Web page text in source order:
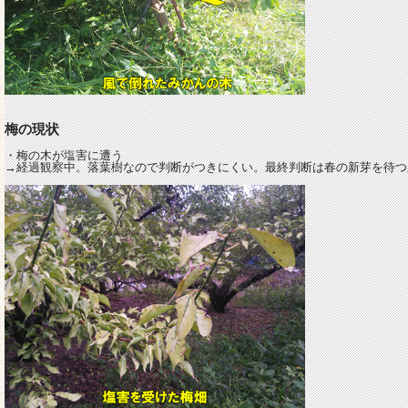
梅の現状
・梅の木が塩害に遭う
→経過観察中。落葉樹なので判断がつきにくい。最終判断は春の新芽を待